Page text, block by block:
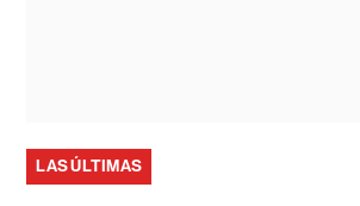
LAS ÚLTIMAS